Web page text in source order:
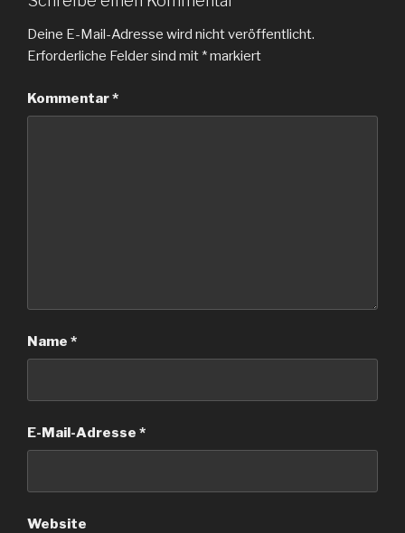
Deine E-Mail-Adresse wird nicht veröffentlicht.
Erforderliche Felder sind mit *markiert
Kommentar*
Name *
E-Mail-Adresse *
Website